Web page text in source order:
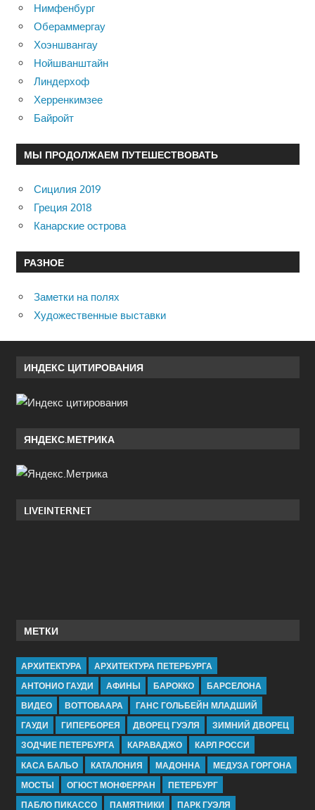
Нимфенбург
Обераммергау
Хоэншвангау
Нойшванштайн
Линдерхоф
Херренкимзее
Байройт
МЫ ПРОДОЛЖАЕМ ПУТЕШЕСТВОВАТЬ
Сицилия 2019
Греция 2018
Канарские острова
РАЗНОЕ
Заметки на полях
Художественные выставки
ИНДЕКС ЦИТИРОВАНИЯ
ЯНДЕКС.МЕТРИКА
LIVEINTERNET
МЕТКИ
АРХИТЕКТУРА
АРХИТЕКТУРА ПЕТЕРБУРГА
АНТОНИО ГАУДИ
АФИНЫ БАРОККО
БАРСЕЛОНА
ВИДЕО
ВОТТОВААРА
ГАНС ГОЛЬБЕЙН МЛАДШИЙ
ГАУДИ
ГИПЕРБОРЕЯ ДВОРЕЦ ГУЭЛЯ
ЗИМНИЙ ДВОРЕЦ
ЗОДЧИЕ ПЕТЕРБУРГА
КАРАВАДЖО
КАРЛ РОССИ
КАСА БАЛЬО
КАТАЛОНИЯ МАДОННА
МЕДУЗА ГОРГОНА
МОСТЫ
ОГЮСТ МОНФЕРРАН
ПЕТЕРБУРГ
ПАБЛО ПИКАССО
ПАМЯТНИКИ ПАРК ГУЭЛЯ